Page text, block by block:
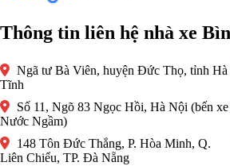
Thông tin liên hệ nhà xe
Ngã tư Bà Viên, huyện Đức Thọ, tỉnh Hà
Tĩnh
Số 11, Ngõ 83 Ngọc Hồi, Hà Nội (bến xe
Nước Ngầm)
148 Tôn Đức Thắng, P. Hòa Minh, Q.
Liên Chiểu, TP. Đà Nẵng